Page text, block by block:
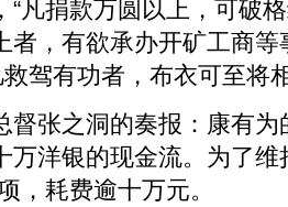
“凡捐款万圆以上，可破
者，有欲承办开矿工商
救驾有功者，布衣可至将
张之洞的奏报：康有为
万洋银的现金流。为了维
，耗费逾十万元。